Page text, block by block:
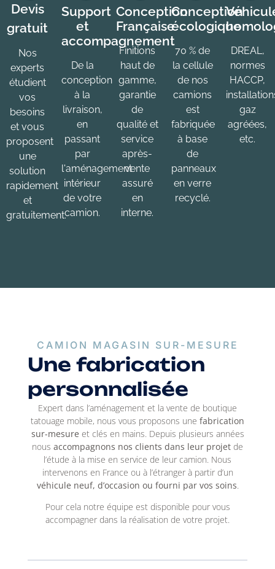
Devis
gratuit
Nos
experts
étudient
vos
besoins
et vous
proposent
une
solution
rapidement
et
gratuitement.
Support
et
accompagnement
De la
conception
à la
livraison,
en
passant
par
l'aménagement
intérieur
de votre
camion.
Conception
Française
Finitions
haut de
gamme,
garantie
de
qualité et
service
après-
vente
assuré
en
interne.
Conception
écologique
70 % de
la cellule
de nos
camions
est
fabriquée
à base
de
panneaux
en verre
recyclé.
DREAL,
normes
HACCP,
gaz
agréées,
etc.
CAMION MAGASIN SUR-MESURE
Une fabrication
personnalisée
Expert dans l’aménagement et la vente de boutique
tatouage mobile, nous vous proposons une fabrication
sur-mesure et clés en mains. Depuis plusieurs années
nous accompagnons nos clients dans leur projet de
l’étude à la mise en service de leur camion. Nous
intervenons en France ou à l’étranger à partir d’un
véhicule neuf, d’occasion ou fourni par vos soins
Pour cela notre équipe est disponible pour vous
accompagner dans la réalisation de votre projet.